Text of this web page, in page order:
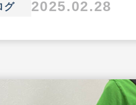
グ 2025.02.28